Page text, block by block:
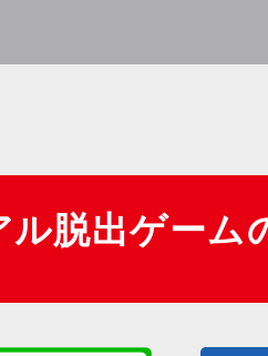
ル脱出ゲーム